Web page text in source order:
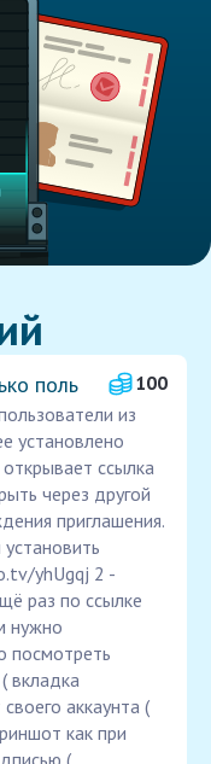
поль
100
из
установлено
ссылка
через другой
приглашения.
yhUgqj 2 -
раз по ссылке
нужно
посмотреть
вкладка
аккаунта (
как при